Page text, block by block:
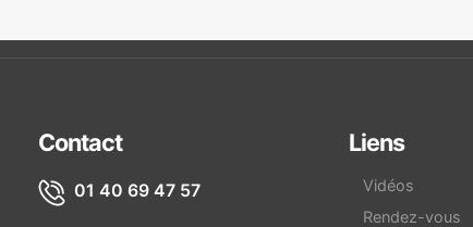
Contact
01 40 69 47 57
Liens
Vidéos
Rendez-vous